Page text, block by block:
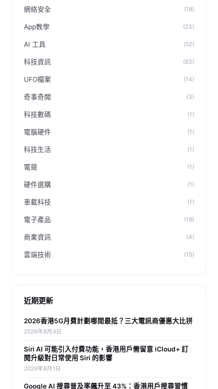
網絡安全 (18)
App教學 (23)
AI 工具 (52)
科技資訊 (83)
UFO檔案 (14)
奇事奇聞 (3)
科技數碼 (1)
電腦硬件 (1)
科技生活 (1)
電競 (1)
硬件選購 (1)
車載科技 (1)
電子產品 (19)
商業資訊 (4)
雲端技術 (15)
近期更新
2026香港5G月費計劃哪間最抵？三大電訊商優惠大比拼
2026年8月4日
Siri AI 可能引入付費功能，香港用戶需留意 iCloud+ 訂
閱升級對日常使用 Siri 的影響
2026年8月1日
Google AI 搜尋普及率飆升至 43%：香港用戶搜尋習慣